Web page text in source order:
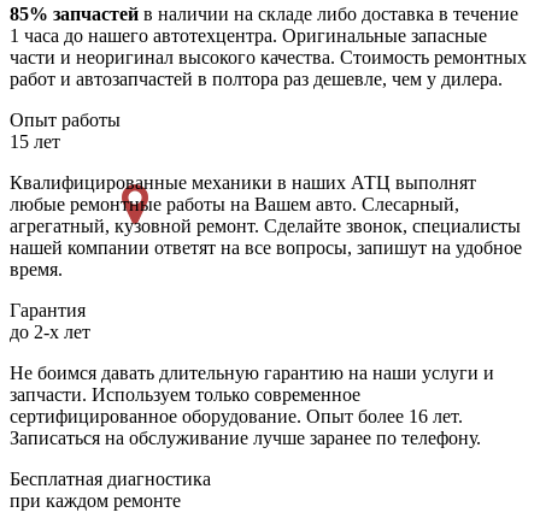
85% запчастей в наличии на складе либо доставка в течение
1 часа до нашего автотехцентра. Оригинальные запасные
части и неоригинал высокого качества. Стоимость ремонтных
работ и автозапчастей в полтора раз дешевле, чем у дилера.
Опыт работы
15 лет
Квалифицированные механики в наших АТЦ выполнят
любые ремонтные работы на Вашем авто. Слесарный,
агрегатный, кузовной ремонт. Сделайте звонок, специалисты
нашей компании ответят на все вопросы, запишут на удобное
время.
Гарантия
до 2-х лет
Не боимся давать длительную гарантию на наши услуги и
запчасти. Используем только современное
сертифицированное оборудование. Опыт более 16 лет.
Записаться на обслуживание лучше заранее по телефону.
Бесплатная диагностика
при каждом ремонте